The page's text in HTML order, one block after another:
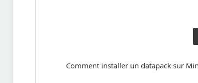
Comment installer un datapack sur